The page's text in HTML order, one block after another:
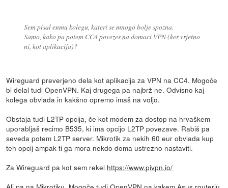
Sem pisal enmu kolegu, kateri se mnogo bolje spozna.
Samo, kako pa potem CC4 povezes na domaci VPN (ker vrjetno
ni, kot aplikacija)?
Wireguard preverjeno dela kot aplikacija za VPN na CC4. Mogoče
bi delal tudi OpenVPN. Kaj drugega pa najbrž ne. Odvisno kaj
kolega obvlada in kakšno opremo imaš na voljo.
Obstaja tudi L2TP opcija, če kot modem za dostop na hrvaškem
uporabljaš recimo B535, ki ima opcijo L2TP povezave. Rabiš pa
seveda potem L2TP server. Mikrotik za nekih 60 eur obvlada kup
teh opcij ampak ti ga mora nekdo doma ustrezno nastaviti.
Za Wireguard pa kot sem rekel https://www.pivpn.io/